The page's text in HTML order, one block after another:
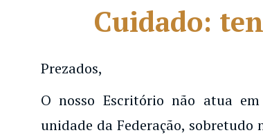
NO MESTRADO
Cuidado:
Prezados,
O nosso Escritório não atua
unidade da Federação,